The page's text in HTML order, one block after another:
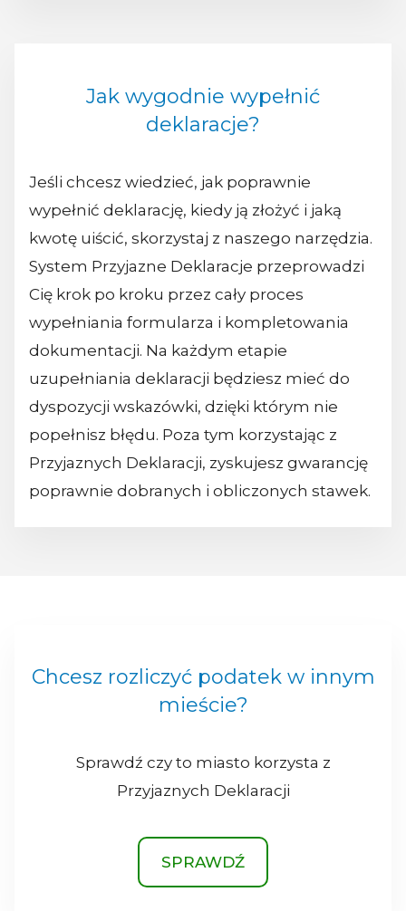
Jak wygodnie wypełnić
deklaracje?
Jeśli chcesz wiedzieć, jak poprawnie
wypełnić deklarację, kiedy ją złożyć i jaką
kwotę uiścić, skorzystaj z naszego narzędzia.
System Przyjazne Deklaracje przeprowadzi
Cię krok po kroku przez cały proces
wypełniania formularza i kompletowania
dokumentacji. Na każdym etapie
uzupełniania deklaracji będziesz mieć do
dyspozycji wskazówki, dzięki którym nie
popełnisz błędu. Poza tym korzystając z
Przyjaznych Deklaracji, zyskujesz gwarancję
poprawnie dobranych i obliczonych stawek.
Chcesz rozliczyć podatek w innym
mieście?
Sprawdź czy to miasto korzysta z
Przyjaznych Deklaracji
SPRAWDŹ